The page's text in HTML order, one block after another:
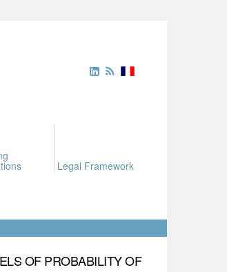
Legal Framework
OF PROBABILITY OF